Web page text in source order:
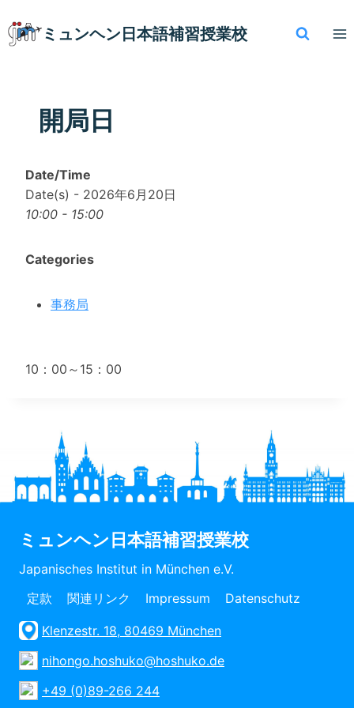
容
を
ミュンヘン​日本語補習授業校
開局日
Date/Time
Date(s) - 2026年6月20日
10:00 - 15:00
Categories
事務局
10：00～15：00
ミュンヘン日本語補習授業校
Japanisches Institut in München e.V.
定款
関連リンク Impressum Datenschutz
Klenzestr. 18, 80469 München
nihongo.hoshuko@hoshuko.de
+49 (0)89-266 244